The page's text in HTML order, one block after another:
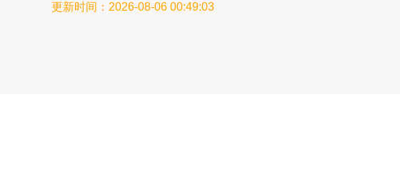
更新时间：2026-08-06 00:49:03